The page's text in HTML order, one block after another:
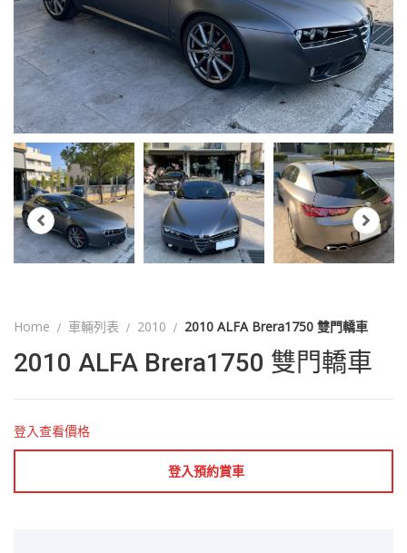
Home 車輛列表 2010 2010 ALFA Brera1750 雙門轎車
2010 ALFA Brera1750 雙門轎車
登入查看價格
登入預約賞車